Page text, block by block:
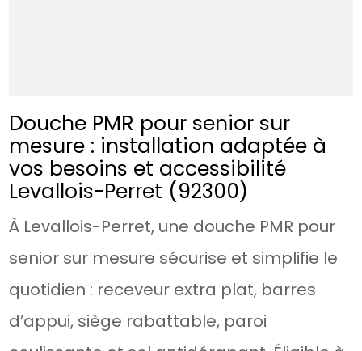
Douche PMR pour senior sur
mesure : installation adaptée à
vos besoins et accessibilité
Levallois-Perret (92300)
À Levallois-Perret, une douche PMR pour
senior sur mesure sécurise et simplifie le
quotidien : receveur extra plat, barres
d’appui, siège rabattable, paroi